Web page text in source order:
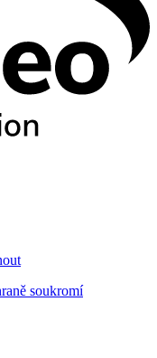
soukromí